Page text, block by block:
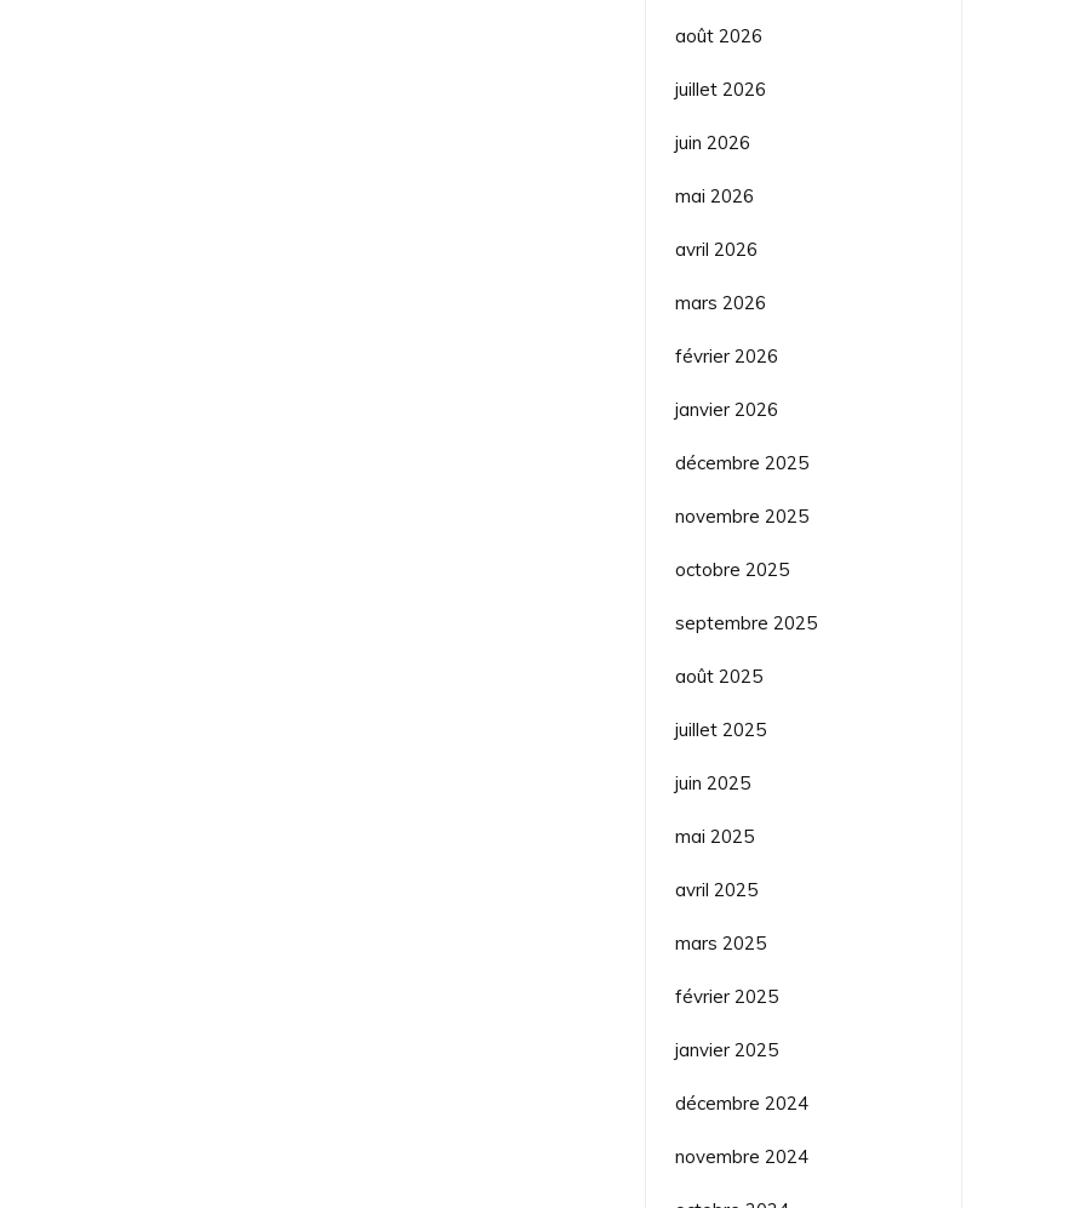
août 2026
juillet 2026
juin 2026
mai 2026
avril 2026
mars 2026
février 2026
janvier 2026
décembre 2025
novembre 2025
octobre 2025
septembre 2025
août 2025
juillet 2025
juin 2025
mai 2025
avril 2025
mars 2025
février 2025
janvier 2025
décembre 2024
novembre 2024